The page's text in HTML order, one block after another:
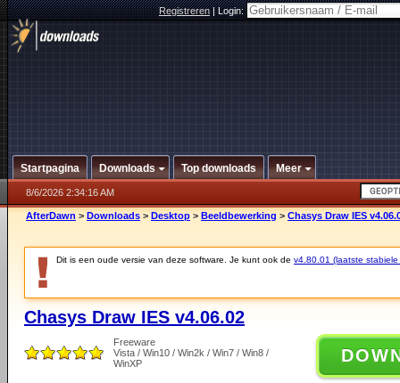
Registreren|Login:
Startpagina Downloads Top downloads Meer
8/6/2026 2:34:16 AM
AfterDawn > Downloads > Desktop > Beeldbewerking > Chasys Draw IES
Dit is een oude versie van deze software. Je kunt ook de v4.80.01 (laatste stabiele
Chasys Draw IES v4.06.02
Freeware
Vista / Win10 / Win2k / Win7 / Win8 /
WinXP